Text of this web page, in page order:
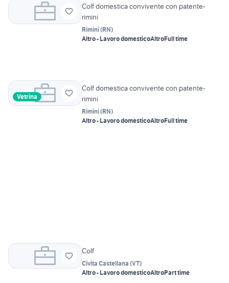
Colf domestica convivente con patente-
rimini
Rimini(RN)
Altro - Lavoro domesticoAltroFull time
Vetrina
Colf domestica convivente con patente-
rimini
Rimini(RN)
Altro - Lavoro domesticoAltroFull time
Colf
Civita Castellana (VT)
Altro - Lavoro domesticoAltroPart time